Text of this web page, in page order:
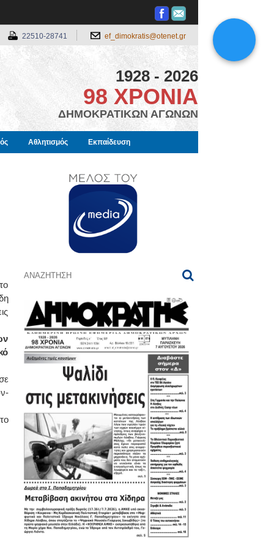
22510-28741 ef_dimokratis@otenet.gr
1928 - 2026
98 ΧΡΟΝΙΑ
ΔΗΜΟΚΡΑΤΙΚΩΝ ΑΓΩΝΩΝ
Αθλητισμός Εκπαίδευση